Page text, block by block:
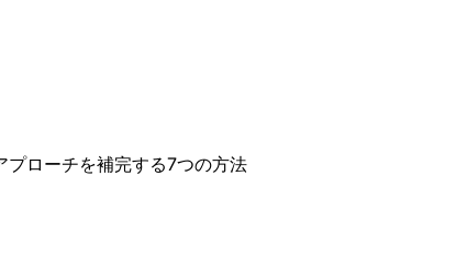
プローチを補完する7つの方法